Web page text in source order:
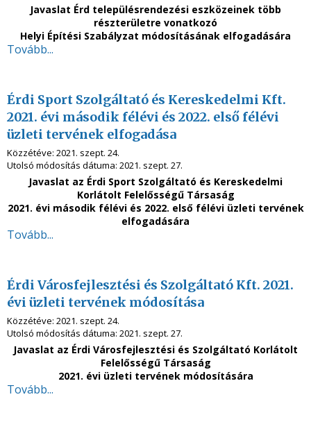
Javaslat Érd településrendezési eszközeinek több
részterületre vonatkozó
Helyi Építési Szabályzat módosításának elfogadására
Tovább...
Érdi Sport Szolgáltató és Kereskedelmi Kft.
2021. évi második félévi és 2022. első félévi
üzleti tervének elfogadása
Közzétéve: 2021. szept. 24.
Utolsó módosítás dátuma: 2021. szept. 27.
Javaslat az Érdi Sport Szolgáltató és Kereskedelmi
Korlátolt Felelősségű Társaság
2021. évi második félévi és 2022. első félévi üzleti tervének
elfogadására
Tovább...
Érdi Városfejlesztési és Szolgáltató Kft. 2021.
évi üzleti tervének módosítása
Közzétéve: 2021. szept. 24.
Utolsó módosítás dátuma: 2021. szept. 27.
Javaslat az Érdi Városfejlesztési és Szolgáltató Korlátolt
Felelősségű Társaság
2021. évi üzleti tervének módosítására
Tovább...